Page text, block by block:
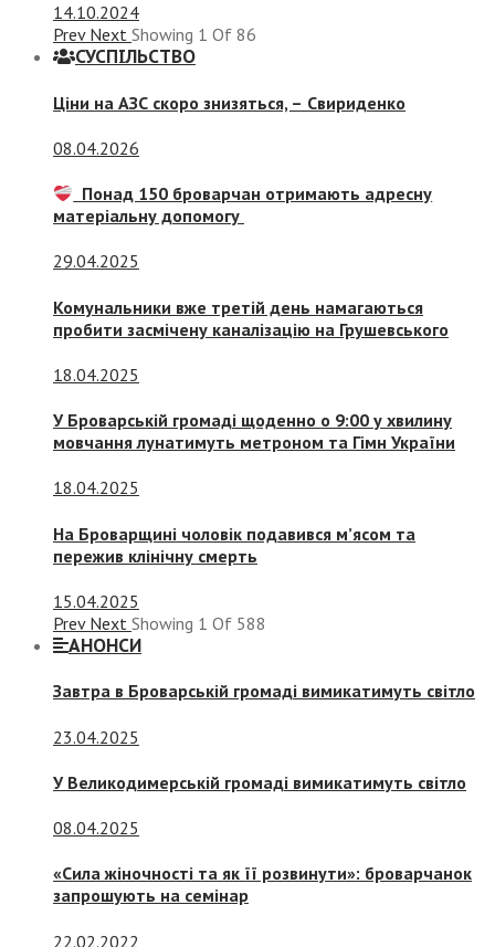
14.10.2024
Prev Next Showing 1 Of 86
СУСПIЛЬСТВО
Ціни на АЗС скоро знизяться, – Свириденко
08.04.2026
Понад 150 броварчан отримають адресну
матеріальну допомогу
29.04.2025
Комунальники вже третій день намагаються
пробити засмічену каналізацію на Грушевського
18.04.2025
У Броварській громаді щоденно о 9:00 у хвилину
мовчання лунатимуть метроном та Гімн України
18.04.2025
На Броварщині чоловік подавився м’ясом та
пережив клінічну смерть
15.04.2025
Prev Next Showing 1 Of 588
АНОНСИ
Завтра в Броварській громаді вимикатимуть світло
23.04.2025
У Великодимерській громаді вимикатимуть світло
08.04.2025
«Сила жіночності та як її розвинути»: броварчанок
запрошують на семінар
22.02.2022